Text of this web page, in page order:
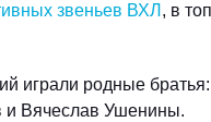
звеньев ВХЛ , в
играли родные
и Вячеслав Ушенины.